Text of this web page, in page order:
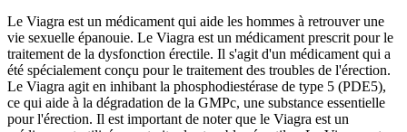
Le Viagra est un médicament qui aide les hommes à retrouver une
vie sexuelle épanouie. Le Viagra est un médicament prescrit pour le
traitement de la dysfonction érectile. Il s'agit d'un médicament qui a
été spécialement conçu pour le traitement des troubles de l'érection.
Le Viagra agit en inhibant la phosphodiestérase de type 5 (PDE5),
ce qui aide à la dégradation de la GMPc, une substance essentielle
pour l'érection. Il est important de noter que le Viagra est un